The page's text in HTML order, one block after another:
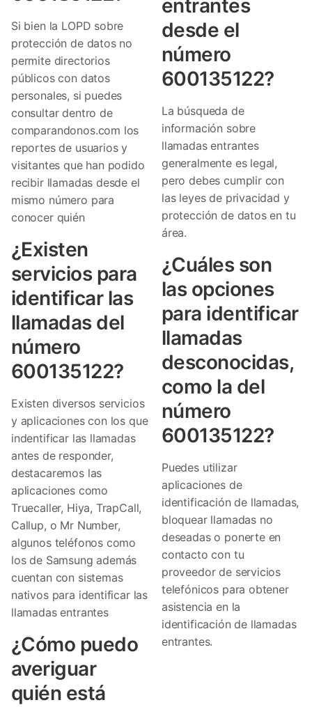
Si bien la LOPD sobre
protección de datos no
permite directorios
públicos con datos
personales, si puedes
consultar dentro de
comparandonos.com los
reportes de usuarios y
visitantes que han podido
recibir llamadas desde el
mismo número para
conocer quién
¿Existen
servicios para
identificar las
llamadas del
número
600135122?
Existen diversos servicios
y aplicaciones con los que
indentificar las llamadas
antes de responder,
destacaremos las
aplicaciones como
Truecaller, Hiya, TrapCall,
Callup, o Mr Number,
algunos teléfonos como
los de Samsung además
cuentan con sistemas
nativos para identificar las
llamadas entrantes
¿Cómo puedo
averiguar
quién está
entrantes
desde el
número
600135122?
La búsqueda de
información sobre
llamadas entrantes
generalmente es legal,
pero debes cumplir con
las leyes de privacidad y
protección de datos en tu
área.
¿Cuáles son
las opciones
para identificar
llamadas
desconocidas,
como la del
número
600135122?
Puedes utilizar
aplicaciones de
identificación de llamadas,
bloquear llamadas no
deseadas o ponerte en
contacto con tu
proveedor de servicios
telefónicos para obtener
asistencia en la
identificación de llamadas
entrantes.